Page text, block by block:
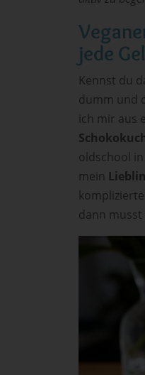
jede
Kennst du
dumm und
ich mir aus
oldschool
mein
dann